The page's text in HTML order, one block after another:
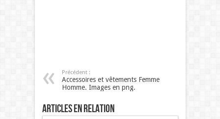
Précédent :
Accessoires et vêtements Femme
Homme. Images en png.
Articles en relation